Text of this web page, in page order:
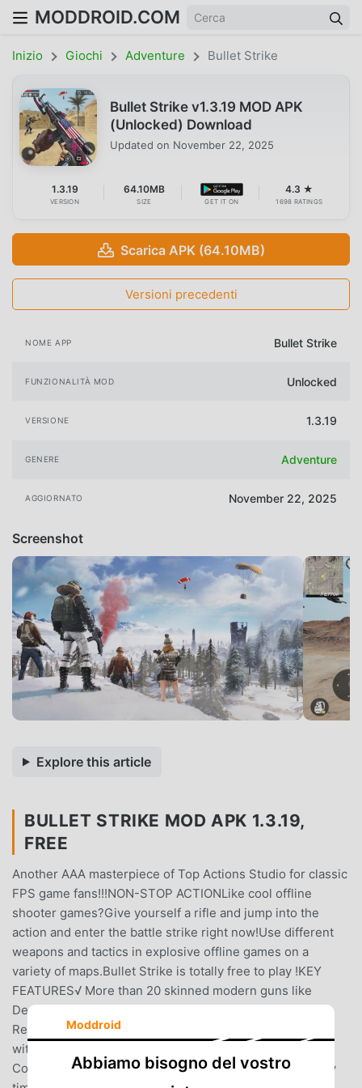
MODDROID.COM
Inizio Giochi Adventure Bullet Strike
Bullet Strike v1.3.19 MOD APK
(Unlocked) Download
Updated on November 22, 2025
1.3.19
VERSION
64.10MB
SIZE GET IT ON
4.3 ★
1698 RATINGS
Scarica APK (64.10MB)
Versioni precedenti
NOME APP Bullet Strike
FUNZIONALITÀ MOD Unlocked
VERSIONE 1.3.19
GENERE Adventure
AGGIORNATO November 22, 2025
Screenshot
Explore this article
BULLET STRIKE MOD APK 1.3.19,
FREE
Another AAA masterpiece of Top Actions Studio for classic
FPS game fans!!!NON-STOP ACTIONLike cool offline
shooter games?Give yourself a rifle and jump into the
action and enter the battle strike right now!Use different
weapons and tactics in explosive offline games on a
variety of maps.Bullet Strike is totally free to play !KEY
FEATURES√ More than 20 skinned modern guns like
Desert eagle,AK47,M4A1,AWP,GATLIN and so on.√ AAA
Realistic 3D graphics and cool animations√ Many maps
with different tactics√ Easy play and smooth control√
Completely offline that you can play everywhere and any
Moddroid
Abbiamo bisogno del vostro